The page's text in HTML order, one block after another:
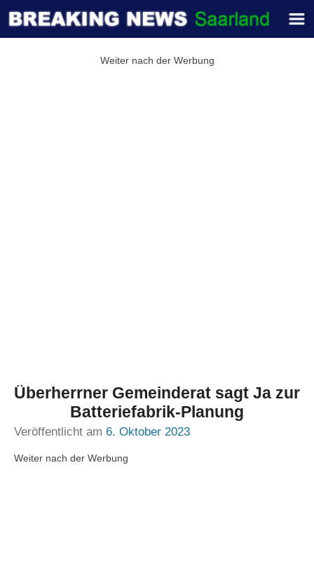
Weiter nach der Werbung
Überherrner Gemeinderat sagt Ja zur
Batteriefabrik-Planung
Veröffentlicht am 6. Oktober 2023
Weiter nach der Werbung